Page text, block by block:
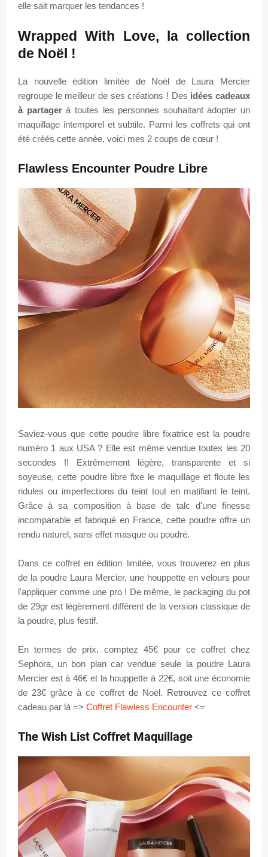
elle sait marquer les tendances !
Wrapped With Love, la collection
de Noël !
La nouvelle édition limitée de Noël de Laura Mercier
regroupe le meilleur de ses créations ! Des idées cadeaux
à partagerà toutes les personnes souhaitant adopter un
maquillage intemporel et subtile. Parmi les coffrets qui ont
été créés cette année, voici mes 2 coups de cœur !
Flawless Encounter Poudre Libre
Saviez-vous que cette poudre libre fixatrice est la poudre
numéro 1 aux USA ? Elle est même vendue toutes les 20
secondes !! Extrêmement légère, transparente et si
soyeuse, cette poudre libre fixe le maquillage et floute les
ridules ou imperfections du teint tout en matifiant le teint.
Grâce à sa composition à base de talc d'une finesse
incomparable et fabriqué en France, cette poudre offre un
rendu naturel, sans effet masque ou poudré.
Dans ce coffret en édition limitée, vous trouverez en plus
de la poudre Laura Mercier, une houppette en velours pour
l'appliquer comme une pro ! De même, le packaging du pot
de 29gr est légèrement différent de la version classique de
la poudre, plus festif.
En termes de prix, comptez 45€ pour ce coffret chez
Sephora, un bon plan car vendue seule la poudre Laura
Mercier est à 46€ et la houppette à 22€, soit une économie
de 23€ grâce à ce coffret de Noël. Retrouvez ce coffret
cadeau par là => Coffret Flawless Encounter <=
The Wish List Coffret Maquillage